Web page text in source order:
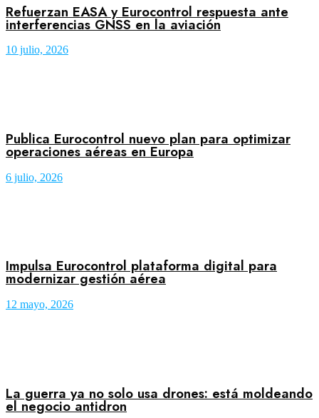
Refuerzan EASA y Eurocontrol respuesta ante
interferencias GNSS en la aviación
10 julio, 2026
Publica Eurocontrol nuevo plan para optimizar
operaciones aéreas en Europa
6 julio, 2026
Impulsa Eurocontrol plataforma digital para
modernizar gestión aérea
12 mayo, 2026
La guerra ya no solo usa drones: está moldeando
el negocio antidron